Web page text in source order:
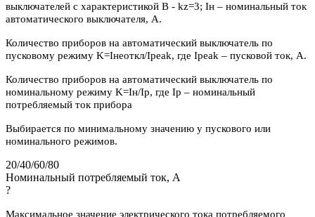
выключателей с характеристикой В - kz=3; Iн – номинальный ток
автоматического выключателя, А.
Количество приборов на автоматический выключатель по
пусковому режиму K=Iнеоткл/Ipeak, где Ipeak – пусковой ток, А.
Количество приборов на автоматический выключатель по
номинальному режиму K=Iн/Iр, где Iр – номинальный
потребляемый ток прибора
Выбирается по минимальному значению у пускового или
номинального режимов.
20/40/60/80
Номинальный потребляемый ток, А
?
Максимальное значение электрического тока потребляемого